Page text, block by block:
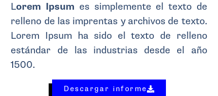
Lorem Ipsum es simplemente el texto de
relleno de las imprentas y archivos de texto.
Lorem Ipsum ha sido el texto de relleno
estándar de las industrias desde el año
1500.
Descargar informe